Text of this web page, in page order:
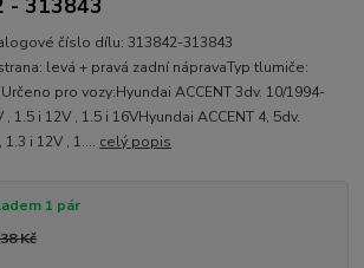
- 313843
číslo dílu: 313842-313843
levá + pravá zadní nápravaTyp tlumiče:
pro vozy:Hyundai ACCENT 3dv. 10/1994-
1.5 i 12V , 1.5 i 16VHyundai ACCENT 4, 5dv.
i 12V , 1.... celý popis
1 pár
Kč